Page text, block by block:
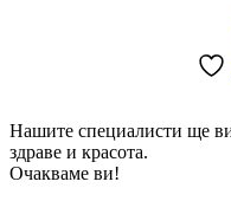
Нашите специалисти ще ви
здраве и красота.
Очакваме ви!